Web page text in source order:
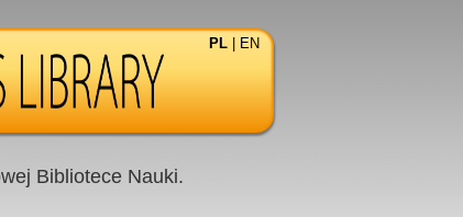
PL EN
Bibliotece Nauki.